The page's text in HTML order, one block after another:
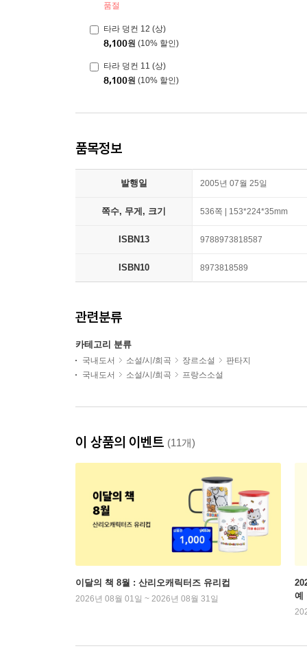
품절
타라 덩컨 12 (상)
8,100원 (10% 할인)
타라 덩컨 11 (상)
8,100원 (10% 할인)
품목정보
발행일 2005년 07월 25일
쪽수, 무게, 크기 536쪽 | 153*224*35mm
ISBN13 9788973818587
ISBN10 8973818589
관련분류
카테고리 분류
국내도서 소설/시/희곡 장르소설
판타지
국내도서
소설/시/희곡 프랑스소설
이 상품의 이벤트 (11개)
이달의 책 8월 : 산리오캐릭터즈 유리컵
2026년 08월 01일 ~ 2026년 08월 31일
예